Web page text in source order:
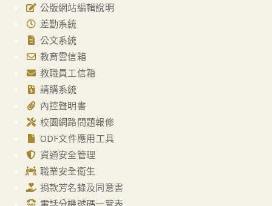
公版網站編輯說明
差勤系統
公文系統
教育雲信箱
教職員工信箱
請購系統
內控聲明書
校園網路問題報修
ODF文件應用工具
資通安全管理
職業安全衛生
捐款芳名錄及同意書